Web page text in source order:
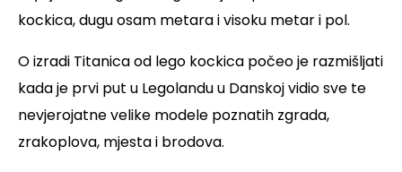
kockica, dugu osam metara i visoku metar i pol.
O izradi Titanica od lego kockica počeo je razmišljati
kada je prvi put u Legolandu u Danskoj vidio sve te
nevjerojatne velike modele poznatih zgrada,
zrakoplova, mjesta i brodova.